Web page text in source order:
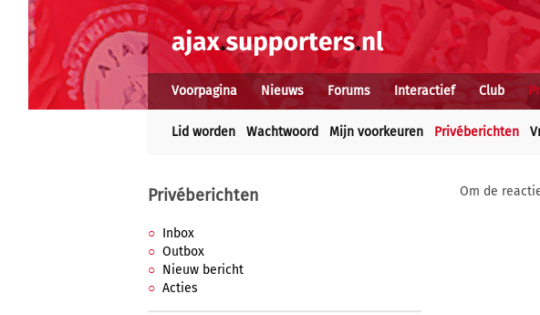
Voorpagina Nieuws Forums Interactief Club
Lid worden Wachtwoord Mijn voorkeuren Privéberichten
Privéberichten
Inbox
Outbox
Nieuw bericht
Acties
Om de